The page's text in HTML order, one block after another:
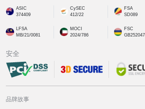
ASIC
374409
CySEC
412/22
FSA
SD089
LFSA
MB/21/0081
MOCI
2024/786
FSC
安全
品牌故事